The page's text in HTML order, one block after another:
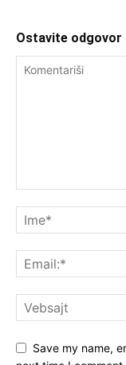
Ostavite odgovor
Save my name,